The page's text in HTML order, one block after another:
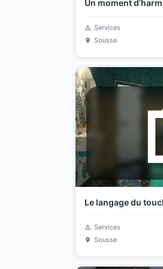
Services
Sousse
Services
Sousse